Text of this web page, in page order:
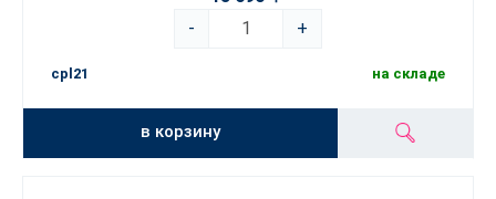
-
+
cpl21 на складе
в корзину